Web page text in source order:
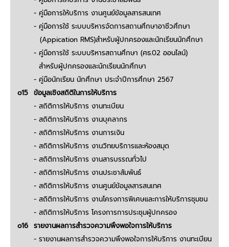
- คู่มือการให้บริการ งานศูนย์ข้อมูลสารสนเทศ
- คู่มือการใช้ ระบบบริหารจัดการสถานศึกษาอาชีวศึกษา
(Appication RMS)สำหรับผู้ปกครองและนักเรียนนักศึกษา
- คู่มือการใช้ ระบบบริหารสถานศึกษา (ศธ.02 ออนไลน์)
สำหรับผู้ปกครองและนักเรียนนักศึกษา
- คู่มือนักเรียน นักศึกษา ประจำปีการศึกษา 2567
o15 ข้อมูลเชิงสถิติในการให้บริการ
- สถิติการให้บริการ งานทะเบียน
- สถิติการให้บริการ งานบุคลากร
- สถิติการให้บริการ งานการเงิน
- สถิติการให้บริการ งานวิทยบริการและห้องสมุด
- สถิติการให้บริการ งานสารบรรณทั่วไป
- สถิติการให้บริการ งานประชาสัมพันธ์
- สถิติการให้บริการ งานศูนย์ข้อมูลสารสนเทศ
- สถิติการให้บริการ งานโครงการพิเศษและการให้บริการชุมชน
- สถิติการให้บริการ โครงการการประชุมผู้ปกครอง
o16 รายงานผลการสำรวจความพึงพอใจการให้บริการ
- รายงานผลการสำรวจความพึงพอใจการให้บริการ งานทะเบียน